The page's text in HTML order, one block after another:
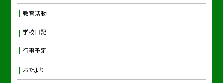
教育活動
学校日記
行事予定
おたより